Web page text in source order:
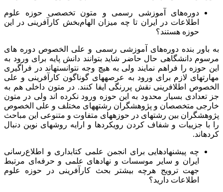
دوره‌های آموزشی رسمی و متون تخصصی حوزه علوم
اطلاعات در ایران تا چه میزان الهام‌بخش کارآفرینی در این
حوزه هستند؟
به باور بنده دوره‌های آموزشی رسمی و علی الخصوص دوره های
مرسوم دانشگاهی حال حاضر شاید بتوانند دانش پایه برای ورود به
این حوزه را فراهم نمایند ولی به هیچ وجه نتوانسته­اند در فراگیری
مهارتهای لازم برای ورود به عرصه­های گوناگون کارآفرینی و علی
الخصوص اطلافرینی نقش پررنگی ایفا کنند. در متون داخلی هم به
جز تعدادی بسیار محدود به این حوزه ورود نکرده اند ولی در متون
خارجی متخصصان و پژوهشگران رشته­های مختلف و علی الخصوص
پژوهشگران بین رشته­ای در حوزه­های متفاوت و متنوعی این مباحث
را با جزییات و شفاف کردن رویکردها و ارایه روش­های نوین دنبال
کرده­اند.
چه پیشنهادهایی برای انجمن علمی کتابداری و اطلاع‌رسانی
ایران و سایر موسسات و نهادهای علمی و حرفه‌ای مرتبط
جهت ترویج هرچه بیشتر بحث کارآفرینی در حوزه علوم
اطلاعات دارید؟